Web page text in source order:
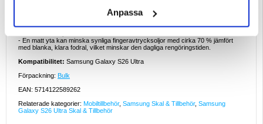
Anpassa
- UV-härdat bläck tål över 300 timmars direkt solljus innan det bleknar märkbart
- TPU behåller sin flexibilitet ner till -30 °C, vilket ger ett konsekvent fallskydd
- En matt yta kan minska synliga fingeravtrycksoljor med cirka 70 % jämfört
med blanka, klara fodral, vilket minskar den dagliga rengöringstiden.
Kompatibilitet: Samsung Galaxy S26 Ultra
Förpackning: Bulk
EAN: 5714122589262
Relaterade kategorier: Mobiltillbehör, Samsung Skal & Tillbehör, Samsung
Galaxy S26 Ultra Skal & Tillbehör